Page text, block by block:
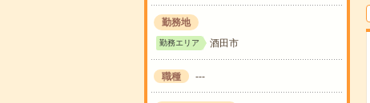
勤務地
勤務エリア 酒田市
職種 ---